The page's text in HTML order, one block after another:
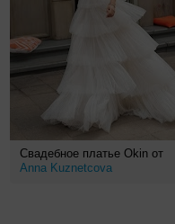
Свадебное платье Okin от
Anna Kuznetcova